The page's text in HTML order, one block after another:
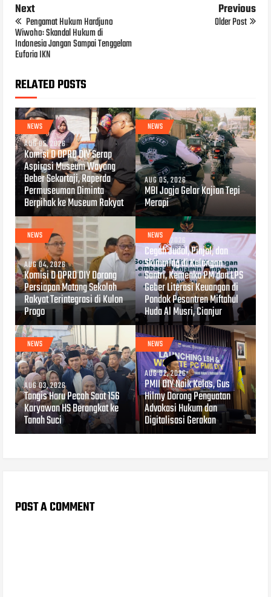
Next
Pengamat Hukum Hardjuno
Wiwoho: Skandal Hukum di
Indonesia Jangan Sampai Tenggelam
Euforia IKN
Previous
Older Post
RELATED POSTS
NEWS
AUG 05, 2026
Komisi D DPRD DIY Serap
Aspirasi Museum Wayang
Beber Sekartaji, Raperda
Permuseuman Diminta
Berpihak ke Museum Rakyat
NEWS
AUG 05, 2026
MBI Jogja Gelar Kajian Tepi
Merapi
NEWS
AUG 04, 2026
Komisi D DPRD DIY Dorong
Persiapan Matang Sekolah
Rakyat Terintegrasi di Kulon
Progo
NEWS
AUG 04, 2026
Cegah Judol, Pinjol, dan
Skimming di Kalangan
Santri, Kemenko PM dan LPS
Geber Literasi Keuangan di
Pondok Pesantren Miftahul
Huda Al Musri, Cianjur
NEWS
AUG 03, 2026
Tangis Haru Pecah Saat 156
Karyawan HS Berangkat ke
Tanah Suci
NEWS
AUG 02, 2026
PMII DIY Naik Kelas, Gus
Hilmy Dorong Penguatan
Advokasi Hukum dan
Digitalisasi Gerakan
POST A COMMENT